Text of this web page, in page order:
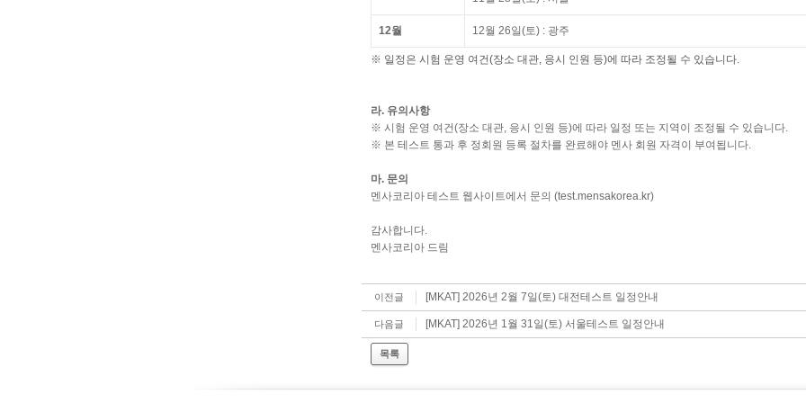
12월 12월 26일(토) : 광주
※ 일정은 시험 운영 여건(장소 대관, 응시 인원 등)에 따라 조정될 수 있습니다.
라. 유의사항
※ 시험 운영 여건(장소 대관, 응시 인원 등)에 따라 일정 또는 지역이 조정될 수 있습니다.
※ 본 테스트 통과 후 정회원 등록 절차를 완료해야 멘사 회원 자격이 부여됩니다.
마. 문의
멘사코리아 테스트 웹사이트에서 문의 (test.mensakorea.kr)
감사합니다.
멘사코리아 드림
이전글 [MKAT] 2026년 2월 7일(토) 대전테스트 일정안내
다음글 [MKAT] 2026년 1월 31일(토) 서울테스트 일정안내
목록